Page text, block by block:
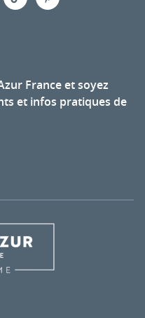
France et soyez
et infos pratiques de